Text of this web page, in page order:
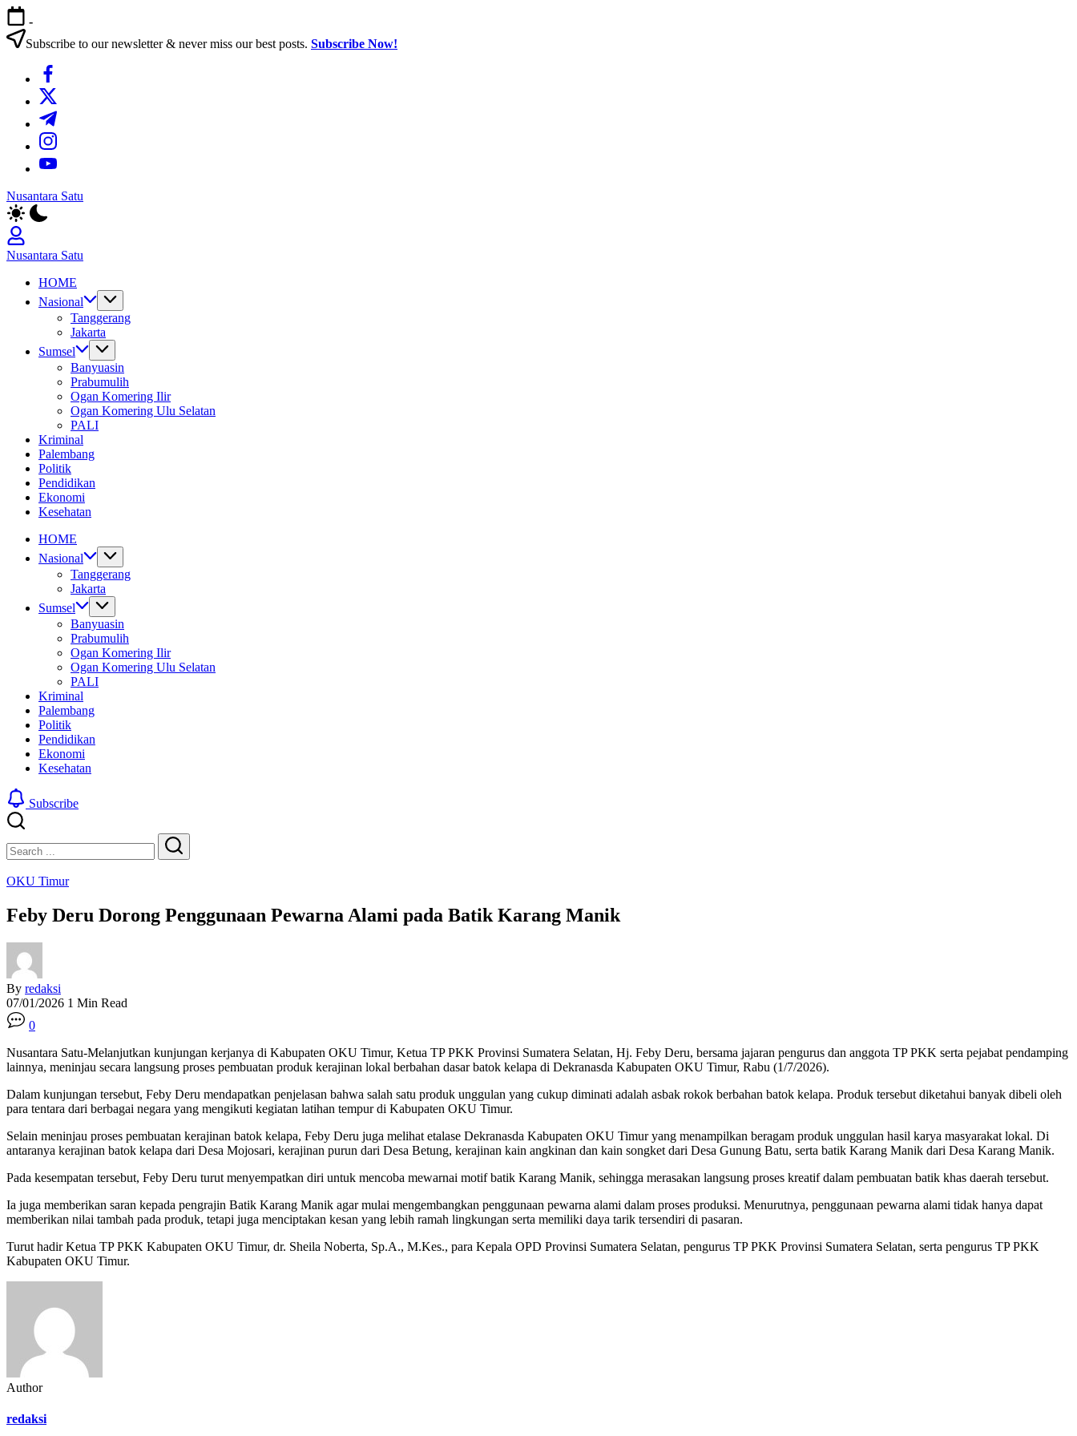
Skip
to
content
-
Subscribe to our newsletter & never miss our best posts. Subscribe Now!
https://www.facebook.com/
https://twitter.com/
https://t.me/
https://www.instagram.com/
https://youtube.com/
Nusantara Satu
Berita
Untuk
Nusantara
Nusantara Satu
Untuk
Nusantara
HOME
Nasional
Tanggerang
Jakarta
Sumsel
Banyuasin
Prabumulih
Ogan Komering Ilir
Ogan Komering Ulu Selatan
PALI
Kriminal
Palembang
Politik
Pendidikan
Ekonomi
Kesehatan
HOME
Nasional
Tanggerang
Jakarta
Sumsel
Banyuasin
Prabumulih
Ogan Komering Ilir
Ogan Komering Ulu Selatan
PALI
Kriminal
Palembang
Politik
Pendidikan
Ekonomi
Kesehatan
Subscribe
Search
Search
OKU Timur
Feby Deru Dorong Penggunaan Pewarna Alami pada Batik Karang Manik
By redaksi
07/01/2026 1 Min Read
0
Nusantara Satu-Melanjutkan kunjungan kerjanya di Kabupaten OKU Timur, Ketua TP PKK Provinsi Sumatera Selatan, Hj. Feby Deru, bersama jajaran pengurus dan anggota TP PKK serta pejabat pendamping
lainnya, meninjau secara langsung proses pembuatan produk kerajinan lokal berbahan dasar batok kelapa di Dekranasda Kabupaten OKU Timur, Rabu (1/7/2026).
Dalam kunjungan tersebut, Feby Deru mendapatkan penjelasan bahwa salah satu produk unggulan yang cukup diminati adalah asbak rokok berbahan batok kelapa. Produk tersebut diketahui banyak dibeli oleh
para tentara dari berbagai negara yang mengikuti kegiatan latihan tempur di Kabupaten OKU Timur.
Selain meninjau proses pembuatan kerajinan batok kelapa, Feby Deru juga melihat etalase Dekranasda Kabupaten OKU Timur yang menampilkan beragam produk unggulan hasil karya masyarakat lokal. Di
antaranya kerajinan batok kelapa dari Desa Mojosari, kerajinan purun dari Desa Betung, kerajinan kain angkinan dan kain songket dari Desa Gunung Batu, serta batik Karang Manik dari Desa Karang Manik.
Pada kesempatan tersebut, Feby Deru turut menyempatkan diri untuk mencoba mewarnai motif batik Karang Manik, sehingga merasakan langsung proses kreatif dalam pembuatan batik khas daerah tersebut.
Ia juga memberikan saran kepada pengrajin Batik Karang Manik agar mulai mengembangkan penggunaan pewarna alami dalam proses produksi. Menurutnya, penggunaan pewarna alami tidak hanya dapat
memberikan nilai tambah pada produk, tetapi juga menciptakan kesan yang lebih ramah lingkungan serta memiliki daya tarik tersendiri di pasaran.
Turut hadir Ketua TP PKK Kabupaten OKU Timur, dr. Sheila Noberta, Sp.A., M.Kes., para Kepala OPD Provinsi Sumatera Selatan, pengurus TP PKK Provinsi Sumatera Selatan, serta pengurus TP PKK
Kabupaten OKU Timur.
Author
redaksi